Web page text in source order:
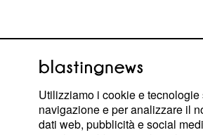
In questi giorni laSardegna,terra
Utilizziamo i cookie e
navigazione e per analizzare il
dati web, pubblicità e social